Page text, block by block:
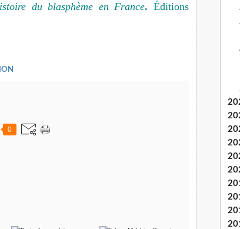
du blasphème en France. Éditions
0